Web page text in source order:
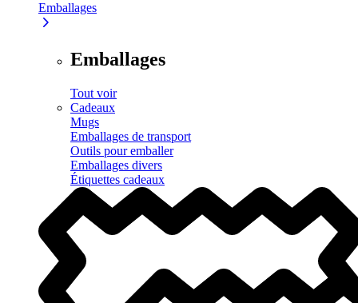
Emballages
Emballages
Tout voir
Cadeaux
Mugs
Emballages de transport
Outils pour emballer
Emballages divers
Étiquettes cadeaux